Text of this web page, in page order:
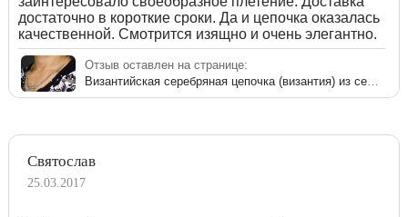
достаточно в короткие сроки. Да и цепочка оказалась
качественной. Смотрится изящно и очень элегантно.
Отзыв оставлен на странице:
Святослав
25.03.2017